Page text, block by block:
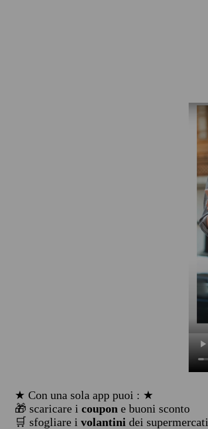
★ Con una sola app puoi : ★
🎁 scaricare i coupon e buoni sconto
🛒 sfogliare i volantini dei supermercati